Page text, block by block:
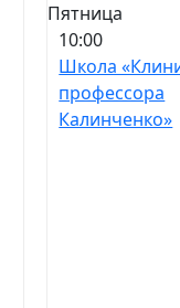
Пятница
10:00
Школа
профессора
Калинченко»